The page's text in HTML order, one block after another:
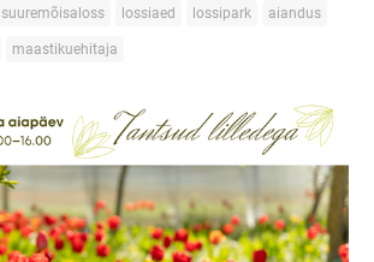
suuremõisaloss lossiaed lossipark aiandus
maastikuehitaja